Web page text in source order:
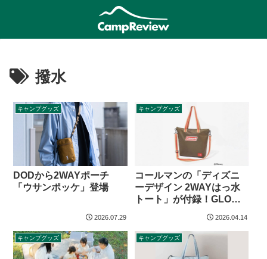
撥水
キャンプグッズ
DODから2WAYポーチ
「ウサンポッケ」登場
2026.07.29
キャンプグッズ
コールマンの「ディズニ
ーデザイン 2WAYはっ水
トート」が付録！GLOW
2026.04.14
キャンプグッズ キャンプグッズ